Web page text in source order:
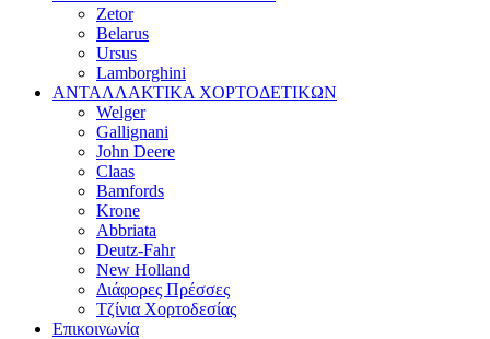
Zetor
Belarus
Ursus
Lamborghini
ΑΝΤΑΛΛΑΚΤΙΚΑ ΧΟΡΤΟΔΕΤΙΚΩΝ
Welger
Gallignani
John Deere
Claas
Bamfords
Krone
Abbriata
Deutz-Fahr
New Holland
Διάφορες Πρέσσες
Τζίνια Χορτοδεσίας
Επικοινωνία